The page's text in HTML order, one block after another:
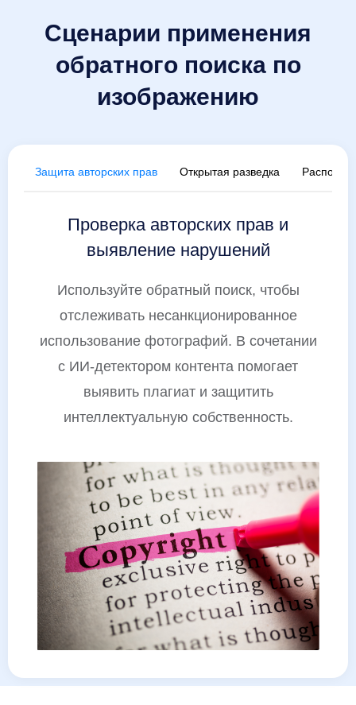
Сценарии применения
обратного поиска по
изображению
Защита авторских прав Открытая разведка
Проверка авторских прав и
выявление нарушений
Используйте обратный поиск, чтобы
отслеживать несанкционированное
использование фотографий. В сочетании
с ИИ-детектором контента помогает
выявить плагиат и защитить
интеллектуальную собственность.